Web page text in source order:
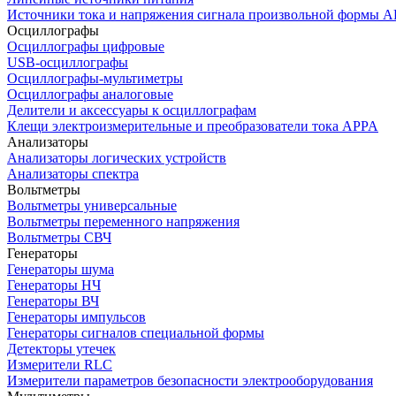
Источники тока и напряжения сигнала произвольной формы
Осциллографы
Осциллографы цифровые
USB-осциллографы
Осциллографы-мультиметры
Осциллографы аналоговые
Делители и аксессуары к осциллографам
Клещи электроизмерительные и преобразователи тока APPA
Анализаторы
Анализаторы логических устройств
Анализаторы спектра
Вольтметры
Вольтметры универсальные
Вольтметры переменного напряжения
Вольтметры СВЧ
Генераторы
Генераторы шума
Генераторы НЧ
Генераторы ВЧ
Генераторы импульсов
Генераторы сигналов специальной формы
Детекторы утечек
Измерители RLC
Измерители параметров безопасности электрооборудования